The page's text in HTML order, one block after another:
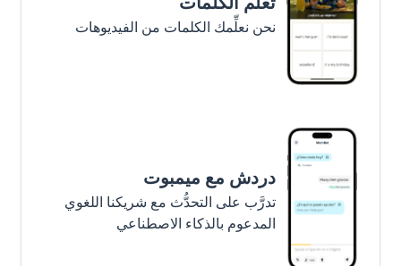
نحن نعلِّمك الكلمات من الفيديوهات
دردش مع ميمبوت
تدرَّب على التحدُّث مع شريكنا اللغوي
المدعوم بالذكاء الاصطناعي